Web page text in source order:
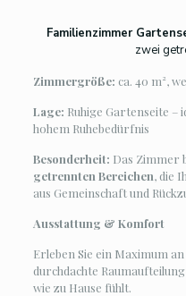
Familienzimmer
zwei
Zimmergröße: ca. 40 m²,
Lage: Ruhige Gartenseite –
hohem Ruhebedürfnis
Besonderheit: Das Zimmer
getrennten Bereichen, die
aus Gemeinschaft und
Ausstattung & Komfort
Erleben Sie ein Maximum
durchdachte
wie zu Hause fühlt.